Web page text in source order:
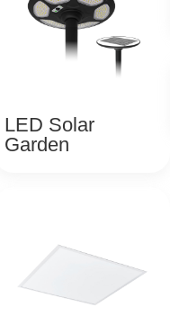
LED Solar
Garden